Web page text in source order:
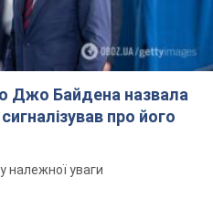
річна
Фото
загинули